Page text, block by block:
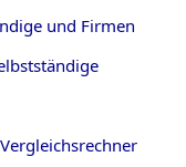
und Firmen